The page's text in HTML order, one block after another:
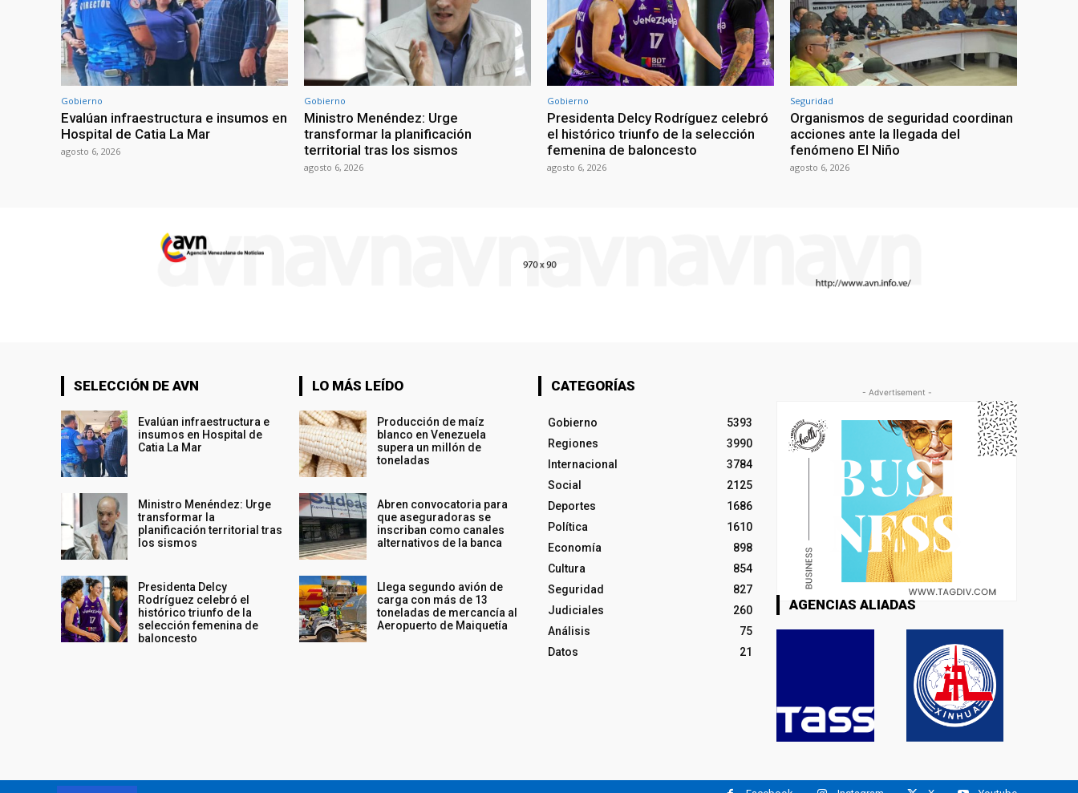
Gobierno
Evalúan infraestructura e insumos en
Hospital de Catia La Mar
agosto 6, 2026
Gobierno
Ministro Menéndez: Urge
transformar la planificación
territorial tras los sismos
agosto 6, 2026
Gobierno
Presidenta Delcy Rodríguez celebró
el histórico triunfo de la selección
femenina de baloncesto
agosto 6, 2026
Seguridad
Organismos de seguridad coordinan
acciones ante la llegada del
fenómeno El Niño
agosto 6, 2026
SELECCIÓN DE AVN
Evalúan infraestructura e
insumos en Hospital de
Catia La Mar
Ministro Menéndez: Urge
transformar la
planificación territorial tras
los sismos
Presidenta Delcy
Rodríguez celebró el
histórico triunfo de la
selección femenina de
baloncesto
LO MÁS LEÍDO
Producción de maíz
blanco en Venezuela
supera un millón de
toneladas
Abren convocatoria para
que aseguradoras se
inscriban como canales
alternativos de la banca
Llega segundo avión de
carga con más de 13
toneladas de mercancía al
Aeropuerto de Maiquetía
CATEGORÍAS
Gobierno
5393
Regiones
3990
Internacional
3784
Social
2125
Deportes
1686
Política
1610
Economía
898
Cultura
854
Seguridad
827
Judiciales
260
Análisis
75
Datos
21
- Advertisement -
AGENCIAS ALIADAS